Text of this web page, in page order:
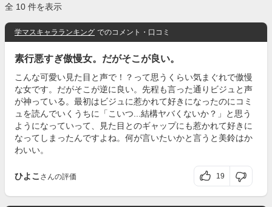
全 10 件を表示
学マスキャラランキング でのコメント・口コミ
素行悪すぎ傲慢女。だがそこが良い。
こんな可愛い見た目と声で！？って思うくらい気まぐれで傲慢
な女です。だがそこが逆に良い。先程も言った通りビジュと声
が神っている。最初はビジュに惹かれて好きになったのにコミ
ュを読んでいくうちに「こいつ...結構ヤバくないか？」と思う
ようになっていって、見た目とのギャップにも惹かれて好きに
なってしまったんですよね。何が言いたいかと言うと美鈴はか
わいい。
ひよこ さんの評価 19